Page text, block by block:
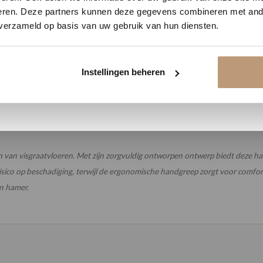
Bekijk plak PVC vloeren
Deze partners kunnen deze gegevens combineren met
op basis van uw gebruik van hun diensten.
Instellingen beheren
was top.
Bekijk alle reviews op Google →
visgraatvloeren. Met zijn zorgvuldig ontworpen ontwerp biedt deze
op beschadiging, terwijl de ergonomische handgreep zorgt voor
hamer.